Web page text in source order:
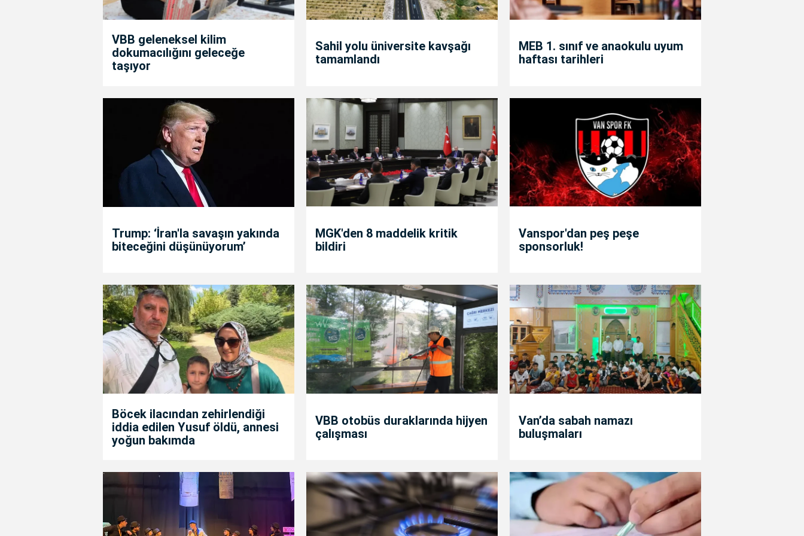
VBB geleneksel kilim
dokumacılığını geleceğe
taşıyor
Sahil yolu üniversite kavşağı
tamamlandı
MEB 1. sınıf ve anaokulu uyum
haftası tarihleri
Trump: ‘İran'la savaşın yakında
biteceğini düşünüyorum’
MGK'den 8 maddelik kritik
bildiri
Vanspor'dan peş peşe
sponsorluk!
Böcek ilacından zehirlendiği
iddia edilen Yusuf öldü, annesi
yoğun bakımda
VBB otobüs duraklarında hijyen
çalışması
Van’da sabah namazı
buluşmaları